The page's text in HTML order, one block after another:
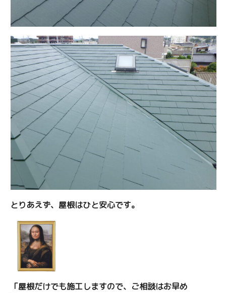
とりあえず、屋根はひと安心です。
「屋根だけでも施工しますので、ご相談はお早め